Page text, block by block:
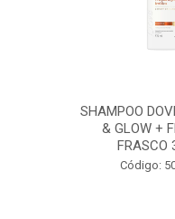
SHAMPOO
& GLOW +
FRASCO
Código: